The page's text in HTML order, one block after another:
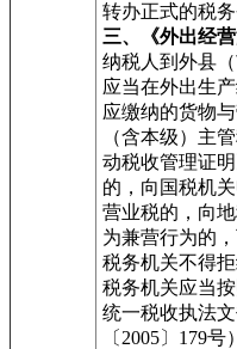
转办正式的税务
三、《外出经
纳税人到外县
应当在外出生
应缴纳的货物
（含本级）主
动税收管理证
的，向国税机
营业税的，向
为兼营行为的
税务机关不得拒
税务机关应当
统一税收执法
〔2005〕179